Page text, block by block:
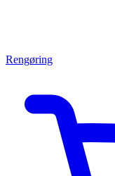
Rengøring